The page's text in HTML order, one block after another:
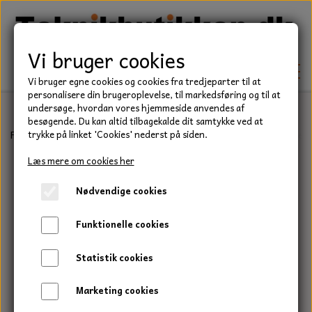
TEKNIK
KILEREMME
LEJER
PAKDÅSER
LÅSERINGE
BEFÆSTELSE
HAVE/PARK
UNIVERSALE REMME TIL PLÆNEKLIPPER OG
HAVETRAKTOR
TRAKTOR/ENTREPRENØR
Forside Teknik Lejer Sporkuglelejer 6200 Serie
Vi bruger cookies
Vi bruger egne cookies og cookies fra tredjeparter til at
personalisere din brugeroplevelse, til markedsføring og til at
undersøge, hvordan vores hjemmeside anvendes af
besøgende. Du kan altid tilbagekalde dit samtykke ved at
trykke på linket 'Cookies' nederst på siden.
Læs mere om cookies her
Nødvendige cookies
Funktionelle cookies
Statistik cookies
Marketing cookies